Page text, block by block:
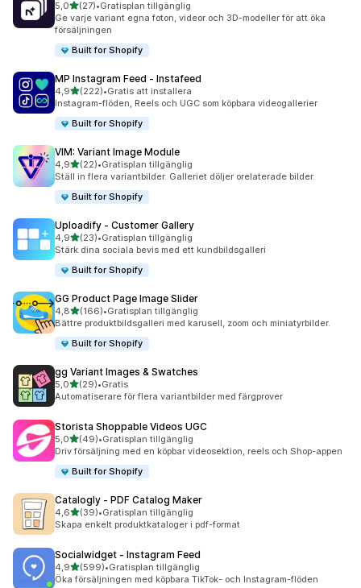
5,0av 5 stjärnor
(27)
27 recensioner totalt
•Gratisplan tillgänglig
Ge varje variant egna foton, videor och 3D-modeller för att öka
försäljningen
Built for Shopify
MP Instagram Feed ‑ Instafeed
4,9av 5 stjärnor
(222)
222 recensioner totalt
•Gratis att installera
Instagram-flöden, Reels och UGC som köpbara videogallerier
Built for Shopify
VIM: Variant Image Module
4,9av 5 stjärnor
(22)
22 recensioner totalt
•Gratisplan tillgänglig
Ställ in flera variantbilder. Galleriet döljer orelaterade bilder.
Built for Shopify
Uploadify ‑ Customer Gallery
4,9av 5 stjärnor
(23)
23 recensioner totalt
•Gratisplan tillgänglig
Stärk dina sociala bevis med ett kundbildsgalleri
Built for Shopify
GG Product Page Image Slider
4,8av 5 stjärnor
(166)
166 recensioner totalt
•Gratisplan tillgänglig
Bättre produktbildsgalleri med karusell, zoom och miniatyrbilder.
Built for Shopify
gg Variant Images & Swatches
5,0av 5 stjärnor
(29)
29 recensioner totalt
•Gratis
Automatiserare för flera variantbilder med färgprover
Storista Shoppable Videos UGC
5,0av 5 stjärnor
(49)
49 recensioner totalt
•Gratisplan tillgänglig
Driv försäljning med en köpbar videosektion, reels och Shop-appen
Built for Shopify
Catalogly ‑ PDF Catalog Maker
4,6av 5 stjärnor
(39)
39 recensioner totalt
•Gratisplan tillgänglig
Skapa enkelt produktkataloger i pdf-format
Socialwidget ‑ Instagram Feed
4,9av 5 stjärnor
(599)
599 recensioner totalt
•Gratisplan tillgänglig
Öka försäljningen med köpbara TikTok- och Instagram-flöden